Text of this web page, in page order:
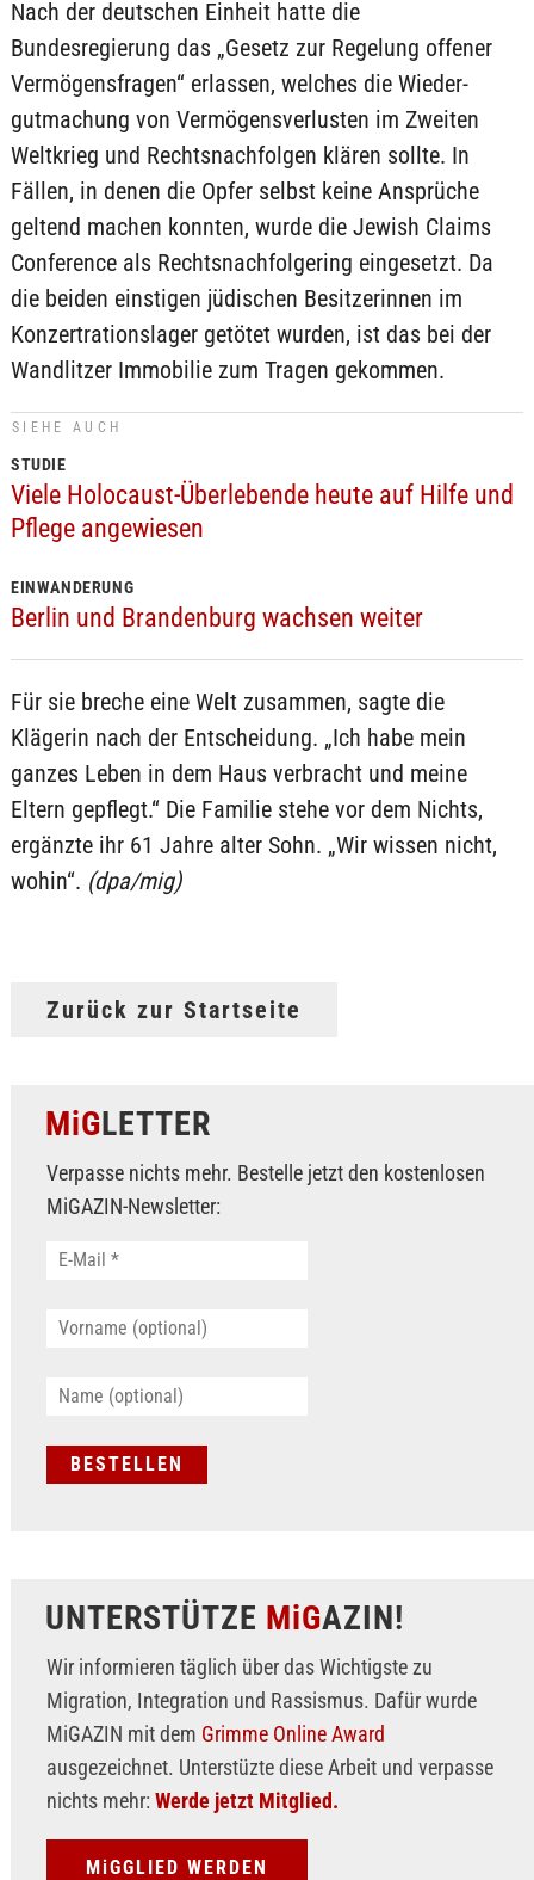
Nach der deutschen Einheit hatte die
Bundesregierung das „Gesetz zur Regelung offener
Vermögensfragen“ erlassen, welches die Wieder­
gutmachung von Vermögens­verlusten im Zweiten
Weltkrieg und Rechtsnachfolgen klären sollte. In
Fällen, in denen die Opfer selbst keine Ansprüche
geltend machen konnten, wurde die Jewish Claims
Conference als Rechtsnachfolgering eingesetzt. Da
die beiden einstigen jüdischen Besitzerinnen im
Konzertrationslager getötet wurden, ist das bei der
Wandlitzer Immobilie zum Tragen gekommen.
SIEHE AUCH
STUDIE
Viele Holocaust-Überlebende heute auf Hilfe und
Pflege angewiesen
EINWANDERUNG
Berlin und Brandenburg wachsen weiter
Für sie breche eine Welt zusammen, sagte die
Klägerin nach der Entscheidung. „Ich habe mein
ganzes Leben in dem Haus verbracht und meine
Eltern gepflegt.“ Die Familie stehe vor dem Nichts,
ergänzte ihr 61 Jahre alter Sohn. „Wir wissen nicht,
wohin“. (dpa/mig)
Zurück zur Startseite
MiGLETTER
Verpasse nichts mehr. Bestelle jetzt den kostenlosen
MiGAZIN-Newsletter:
UNTERSTÜTZE MiGAZIN!
Wir informieren täglich über das Wichtigste zu
Migration, Integration und Rassismus. Dafür wurde
MiGAZIN mit dem Grimme Online Award
ausgezeichnet. Unterstüzte diese Arbeit und verpasse
nichts mehr: Werde jetzt Mitglied.
MiGGLIED WERDEN